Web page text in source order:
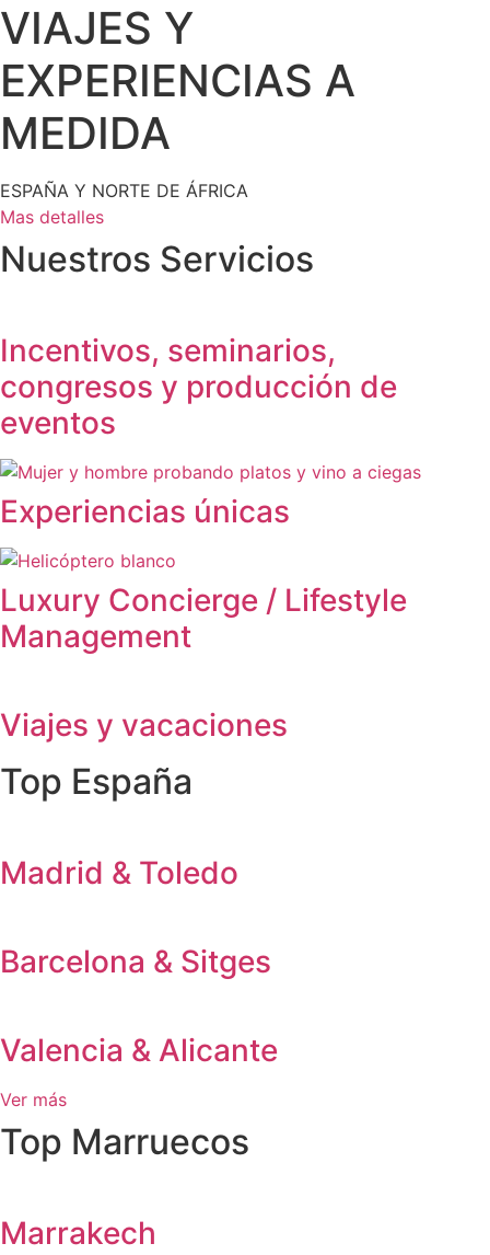
VIAJES Y
EXPERIENCIAS A
MEDIDA
ESPAÑA Y NORTE DE ÁFRICA
Mas detalles
Nuestros Servicios
Incentivos, seminarios,
congresos y producción de
eventos
Experiencias únicas
Luxury Concierge / Lifestyle
Management
Viajes y vacaciones
Top España
Madrid & Toledo
Barcelona & Sitges
Valencia & Alicante
Ver más
Top Marruecos
Marrakech